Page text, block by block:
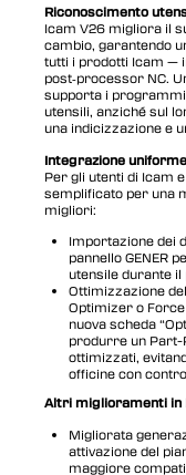
Riconoscimento
Icam V26 migliora il
cambio, garantendo
tutti i prodotti Icam —
post‑processor NC.
supporta i programmi
utensili, anziché sul
una indicizzazione e
Integrazione
Per gli utenti di Icam
semplificato per una
migliori:
Importazione dei
pannello GENER
utensile durante
Ottimizzazione
Optimizer o
nuova scheda
produrre un
ottimizzati,
officine con
Altri miglioramenti in
Migliorata
attivazione del
maggiore